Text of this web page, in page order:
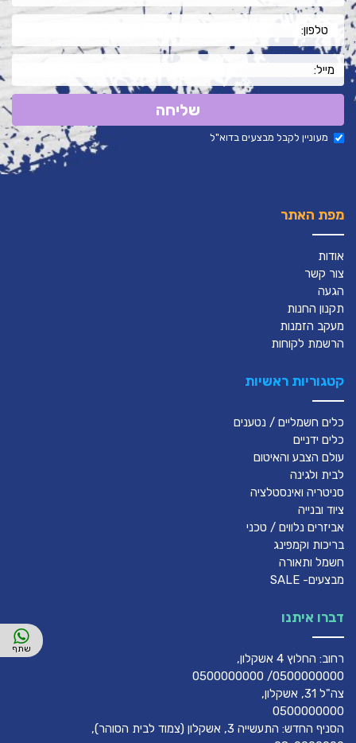
שליחה
מעוניין לקבל מבצעים בדוא"ל
מפת האתר
אודות
צור קשר
הגעה
תקנון החנות
מעקב הזמנות
הרשמת לקוחות
קטגוריות ראשיות
כלים חשמליים / נטענים
כלים ידניים
עולם הצבע והאיטום
לבית ולגינה
סניטריה ואינסטלציה
ציוד ובנייה
אביזרים נלווים / טכני
בריכות וקמפינג
חשמל ותאורה
מבצעים- SALE
דברו איתנו
רחוב: החלוץ 4 אשקלון,
0500000000/ 0500000000
צה"ל 31, אשקלון,
0500000000
הסניף החדש: התעשייה 3, אשקלון (צמוד לבית הסוהר),